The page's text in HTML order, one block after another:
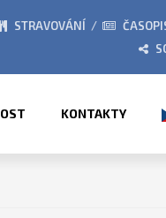
STRAVOVÁNÍ
KONTAKTY